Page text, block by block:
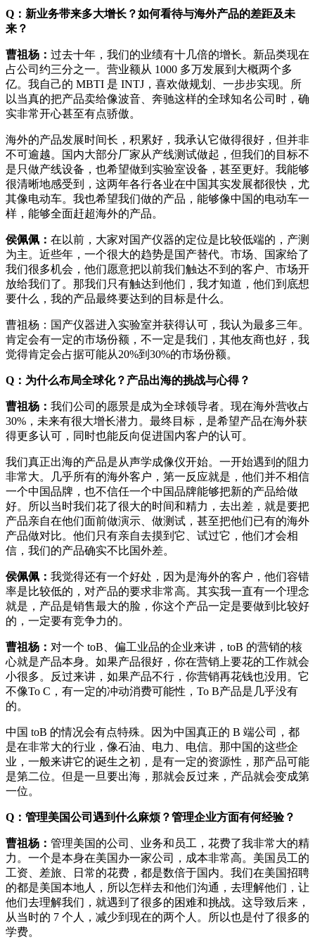
Q：新业务带来多大增长？如何看待与海外产品的差距及未
来？
曹祖杨： 过去十年，我们的业绩有十几倍的增长。新品类现在
占公司约三分之一。营业额从 1000 多万发展到大概两个多
亿。我自己的 MBTI 是 INTJ，喜欢做规划、一步步实现。所
以当真的把产品卖给像波音、奔驰这样的全球知名公司时，确
实非常开心甚至有点骄傲。
海外的产品发展时间长，积累好，我承认它做得很好，但并非
不可逾越。国内大部分厂家从产线测试做起，但我们的目标不
是只做产线设备，也希望做到实验室设备，甚至更好。我能够
很清晰地感受到，这两年各行各业在中国其实发展都很快，尤
其像电动车。我也希望我们做的产品，能够像中国的电动车一
样，能够全面赶超海外的产品。
侯佩佩： 在以前，大家对国产仪器的定位是比较低端的，产测
为主。近些年，一个很大的趋势是国产替代。市场、国家给了
我们很多机会，他们愿意把以前我们触达不到的客户、市场开
放给我们了。那我们只有触达到他们，我才知道，他们到底想
要什么，我的产品最终要达到的目标是什么。
曹祖杨：国产仪器进入实验室并获得认可，我认为最多三年。
肯定会有一定的市场份额，不一定是我们，其他友商也好，我
觉得肯定会占据可能从20%到30%的市场份额。
Q：为什么布局全球化？产品出海的挑战与心得？
曹祖杨： 我们公司的愿景是成为全球领导者。现在海外营收占
30%，未来有很大增长潜力。最终目标，是希望产品在海外获
得更多认可，同时也能反向促进国内客户的认可。
我们真正出海的产品是从声学成像仪开始。一开始遇到的阻力
非常大。几乎所有的海外客户，第一反应就是，他们并不相信
一个中国品牌，也不信任一个中国品牌能够把新的产品给做
好。所以当时我们花了很大的时间和精力，去出差，就是要把
产品亲自在他们面前做演示、做测试，甚至把他们已有的海外
产品做对比。他们只有亲自去摸到它、试过它，他们才会相
信，我们的产品确实不比国外差。
侯佩佩： 我觉得还有一个好处，因为是海外的客户，他们容错
率是比较低的，对产品的要求非常高。其实我一直有一个理念
就是，产品是销售最大的脸，你这个产品一定是要做到比较好
的，一定要有竞争力的。
曹祖杨： 对一个 toB、偏工业品的企业来讲，toB 的营销的核
心就是产品本身。如果产品很好，你在营销上要花的工作就会
小很多。反过来讲，如果产品不行，你营销再花钱也没用。它
不像To C，有一定的冲动消费可能性，To B产品是几乎没有
的。
中国 toB 的情况会有点特殊。因为中国真正的 B 端公司，都
是在非常大的行业，像石油、电力、电信。那中国的这些企
业，一般来讲它的诞生之初，是有一定的资源性，那产品可能
是第二位。但是一旦要出海，那就会反过来，产品就会变成第
一位。
Q：管理美国公司遇到什么麻烦？管理企业方面有何经验？
曹祖杨： 管理美国的公司、业务和员工，花费了我非常大的精
力。一个是本身在美国办一家公司，成本非常高。美国员工的
工资、差旅、日常的花费，都是数倍于国内。我们在美国招聘
的都是美国本地人，所以怎样去和他们沟通，去理解他们，让
他们去理解我们，就遇到了很多的困难和挑战。这导致后来，
从当时的 7 个人，减少到现在的两个人。所以也是付了很多的
学费。